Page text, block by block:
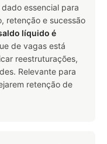
essencial para
retenção e sucessão
líquido é
de vagas está
reestruturações,
Relevante para
retenção de